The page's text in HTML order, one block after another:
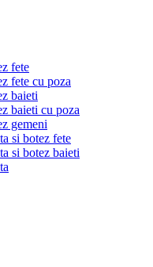
fete
fete cu poza
baieti
baieti cu poza
gemeni
si botez fete
si botez baieti